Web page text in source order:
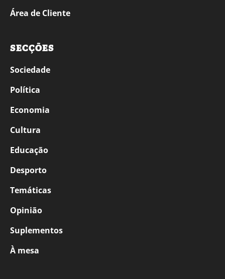
Área de Cliente
SECÇÕES
Sociedade
Política
Economia
Cultura
Educação
Desporto
Temáticas
Opinião
Suplementos
À mesa